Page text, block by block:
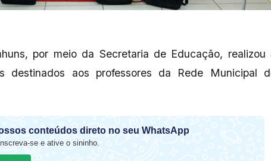
por meio da Secretaria de Educação, realizou
destinados aos professores da Rede Municipal
conteúdos direto no seu WhatsApp
se e ative o sininho.